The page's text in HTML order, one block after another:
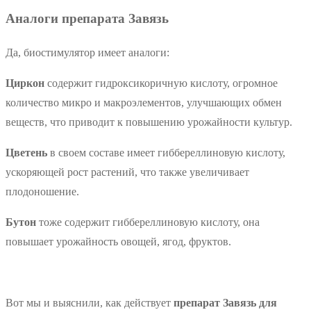
Аналоги препарата Завязь
Да, биостимулятор имеет аналоги:
Циркон содержит гидроксикоричную кислоту, огромное
количество микро и макроэлементов, улучшающих обмен
веществ, что приводит к повышению урожайности культур.
Цветень в своем составе имеет гиббереллиновую кислоту,
ускоряющей рост растений, что также увеличивает
плодоношение.
Бутон тоже содержит гиббереллиновую кислоту, она
повышает урожайность овощей, ягод, фруктов.
Вот мы и выяснили, как действует препарат Завязь для